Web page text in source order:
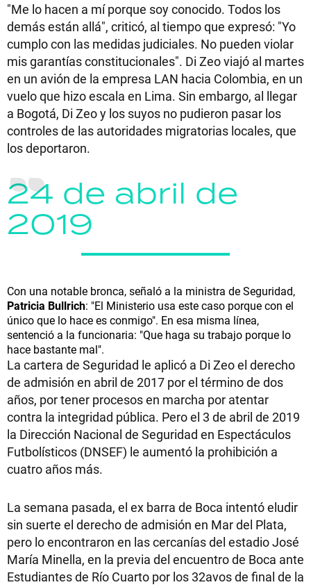
"Me lo hacen a mí porque soy conocido. Todos los
demás están allá", criticó, al tiempo que expresó: "Yo
cumplo con las medidas judiciales. No pueden violar
mis garantías constitucionales". Di Zeo viajó al martes
en un avión de la empresa LAN hacia Colombia, en un
vuelo que hizo escala en Lima. Sin embargo, al llegar
a Bogotá, Di Zeo y los suyos no pudieron pasar los
controles de las autoridades migratorias locales, que
los deportaron.
24 de abril de
2019
Con una notable bronca, señaló a la ministra de Seguridad,
Patricia Bullrich: "El Ministerio usa este caso porque con el
único que lo hace es conmigo". En esa misma línea,
sentenció a la funcionaria: "Que haga su trabajo porque lo
hace bastante mal".
La cartera de Seguridad le aplicó a Di Zeo el derecho
de admisión en abril de 2017 por el término de dos
años, por tener procesos en marcha por atentar
contra la integridad pública. Pero el 3 de abril de 2019
la Dirección Nacional de Seguridad en Espectáculos
Futbolísticos (DNSEF) le aumentó la prohibición a
cuatro años más.
La semana pasada, el ex barra de Boca intentó eludir
sin suerte el derecho de admisión en Mar del Plata,
pero lo encontraron en las cercanías del estadio José
María Minella, en la previa del encuentro de Boca ante
Estudiantes de Río Cuarto por los 32avos de final de la